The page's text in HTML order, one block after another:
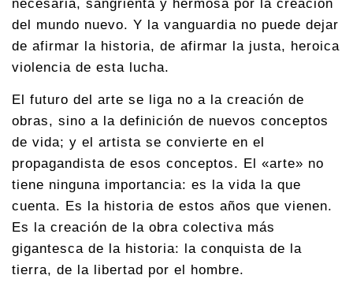
necesaria, sangrienta y hermosa por la creación
del mundo nuevo. Y la vanguardia no puede dejar
de afirmar la his­toria, de afirmar la justa, heroica
violencia de esta lucha.
El futuro del arte se liga no a la creación de
obras, sino a la definición de nuevos conceptos
de vida; y el artista se convierte en el
propagandista de esos concep­tos. El «arte» no
tiene ninguna importancia: es la vida la que
cuenta. Es la historia de estos años que vienen.
Es la creación de la obra colectiva más
gigantesca de la his­toria: la conquista de la
tierra, de la libertad por el hombre.